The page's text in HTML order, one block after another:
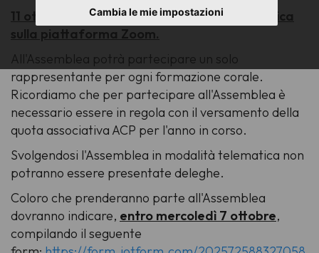
Cambia le mie impostazioni
11 ottobre 2020 alle ore 21.00 in via telematica
sulla piattaforma Zoom.
All'Assemblea potrà partecipare un solo
rappresentante per ogni formazione corale.
Ricordiamo che per partecipare all'Assemblea è
necessario essere in regola con il versamento della
quota associativa ACP per l'anno in corso.
Svolgendosi l'Assemblea in modalità telematica non
potranno essere presentate deleghe.
Coloro che prenderanno parte all'Assemblea
dovranno indicare, entro mercoledì 7 ottobre,
compilando il seguente